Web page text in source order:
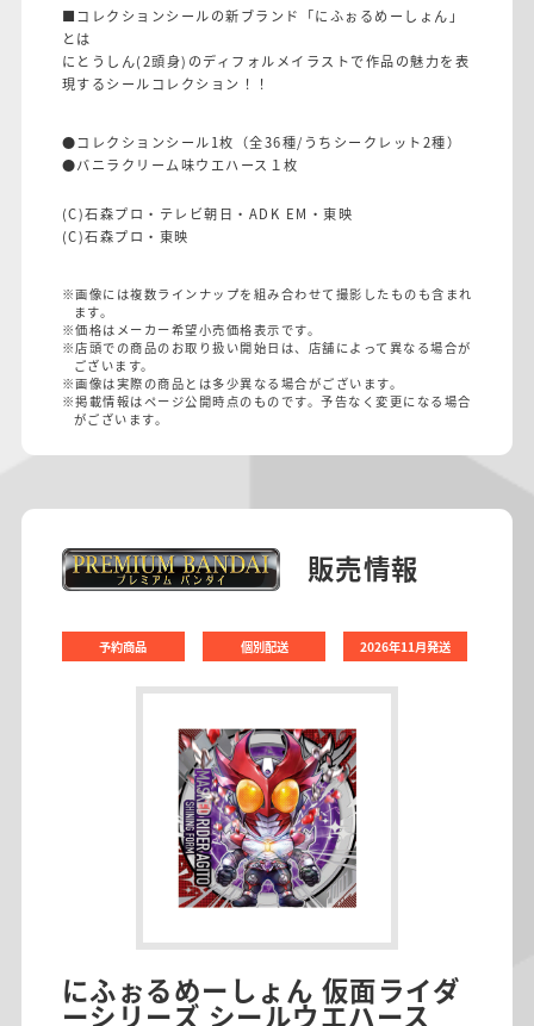
■コレクションシールの新ブランド「にふぉるめーしょん」
とは
にとうしん(2頭身)のディフォルメイラストで作品の魅力を表
現するシールコレクション！！
●コレクションシール1枚（全36種/うちシークレット2種）
●バニラクリーム味ウエハース１枚
(C)石森プロ・テレビ朝日・ADK EM・東映
(C)石森プロ・東映
※画像には複数ラインナップを組み合わせて撮影したものも含まれ
ます。
※価格はメーカー希望小売価格表示です。
※店頭での商品のお取り扱い開始日は、店舗によって異なる場合が
ございます。
※画像は実際の商品とは多少異なる場合がございます。
※掲載情報はページ公開時点のものです。予告なく変更になる場合
がございます。
販売情報
予約商品 個別配送 2026年11月発送
にふぉるめーしょん 仮面ライダ
ーシリーズ シールウエハース